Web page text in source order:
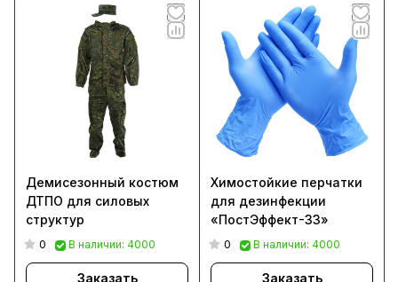
Демисезонный костюм
ДТПО для силовых
структур
0 В наличии: 4000
Заказать
Химостойкие перчатки
для дезинфекции
«ПостЭффект-33»
0 В наличии: 4000
Заказать